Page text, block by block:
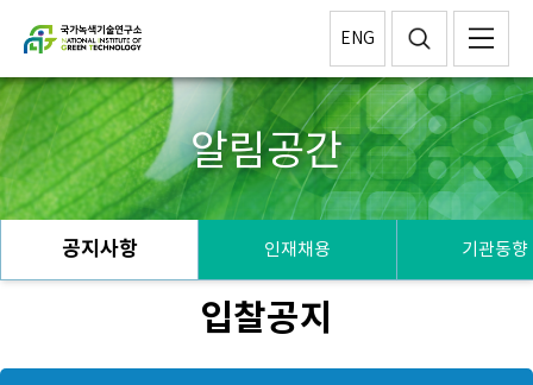
ENG
알림공간
공지사항 인재채용 기관동향
입찰공지